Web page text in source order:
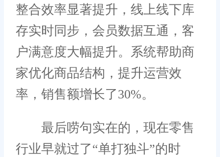
整合效率显著提升，线上线下库
存实时同步，会员数据互通，客
户满意度大幅提升。系统帮助商
家优化商品结构，提升运营效
率，销售额增长了30%。
最后唠句实在的，现在零售
行业早就过了“单打独斗”的时